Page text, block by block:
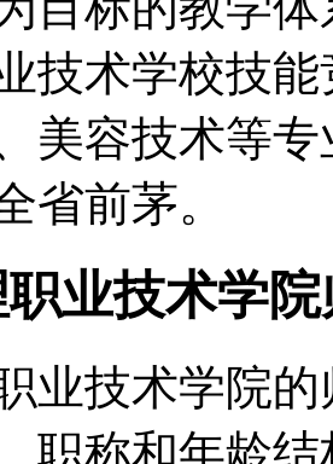
技术学校技
美容技术等
省前茅。
业技术学
业技术学院
职称和年龄